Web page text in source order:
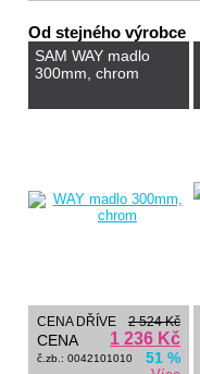
Od stejného výrobce
SAM WAY madlo
300mm, chrom
CENA DŘÍVE 2 524 Kč
CENA 1 236 Kč
č.zb.: 0042101010 51 %